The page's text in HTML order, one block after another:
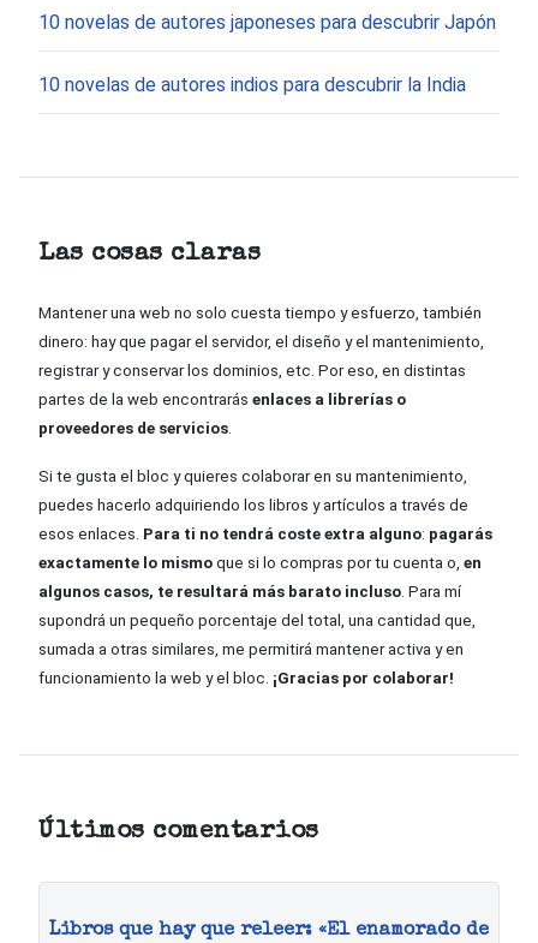
10 novelas de autores japoneses para descubrir Japón
10 novelas de autores indios para descubrir la India
Las cosas claras
Mantener una web no solo cuesta tiempo y esfuerzo, también
dinero: hay que pagar el servidor, el diseño y el mantenimiento,
registrar y conservar los dominios, etc. Por eso, en distintas
partes de la web encontrarás enlaces a librerías o
proveedores de servicios.
Si te gusta el bloc y quieres colaborar en su mantenimiento,
puedes hacerlo adquiriendo los libros y artículos a través de
esos enlaces. Para ti no tendrá coste extra alguno: pagarás
exactamente lo mismo que si lo compras por tu cuenta o, en
algunos casos, te resultará más barato incluso. Para mí
supondrá un pequeño porcentaje del total, una cantidad que,
sumada a otras similares, me permitirá mantener activa y en
funcionamiento la web y el bloc. ¡Gracias por colaborar!
Últimos comentarios
Libros que hay que releer: «El enamorado de